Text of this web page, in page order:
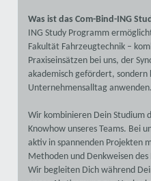
Was ist das Com-Bind-ING
ING Study Programm
Fakultät Fahrzeugtechnik –
Praxiseinsätzen bei uns, der
akademisch gefördert, sondern
Unternehmensalltag anwenden.
Wir kombinieren Dein Studium
Knowhow unseres Teams. Bei
aktiv in spannenden Projekten
Methoden und Denkweisen
Wir begleiten Dich während